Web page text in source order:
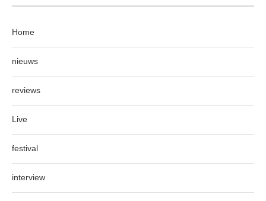
Home
nieuws
reviews
Live
festival
interview